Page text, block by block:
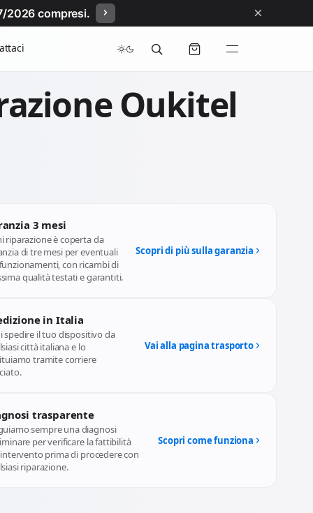
2026 compresi. ×
Oukitel
3 mesi
riparazione è coperta da
di tre mesi per eventuali
con ricambi di
qualità testati e garantiti.
Scopri di più sulla garanzia
in Italia
spedire il tuo dispositivo da
città italiana e lo
tramite corriere
Vai alla pagina trasporto
trasparente
sempre una diagnosi
per verificare la fattibilità
prima di procedere con
riparazione.
Scopri come funziona